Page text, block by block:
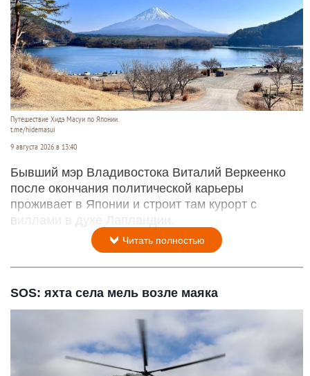
Путешествие Хидэ Масуи по Японии.
t.me/hidemasui
9 августа 2026 в 13:40
Бывший мэр Владивостока Виталий Веркеенко
после окончания политической карьеры
проживает в Японии и строит там курорт с
виллами в духе Лапландии.
Читать полностью
SOS: яхта села мель возле маяка